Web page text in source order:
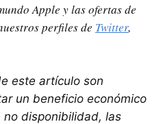
Apple y las ofertas de
perfiles de Twitter,
este artículo son
un beneficio económico
no disponibilidad, las